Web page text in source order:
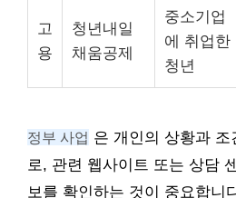
고
용
청년내일
채움공제
중소기업
에 취업한
청년
정부 사업 은 개인의 상황과
로, 관련 웹사이트 또는 상담
보를 확인하는 것이 중요합니